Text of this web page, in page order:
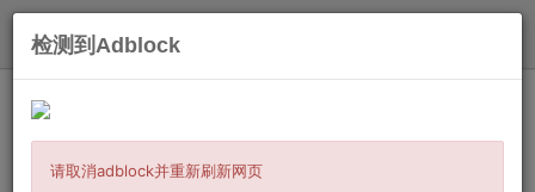
升中家長指南—家長角色轉變、挑戰與
調整
检测到Adblock
请取消adblock并重新刷新网页